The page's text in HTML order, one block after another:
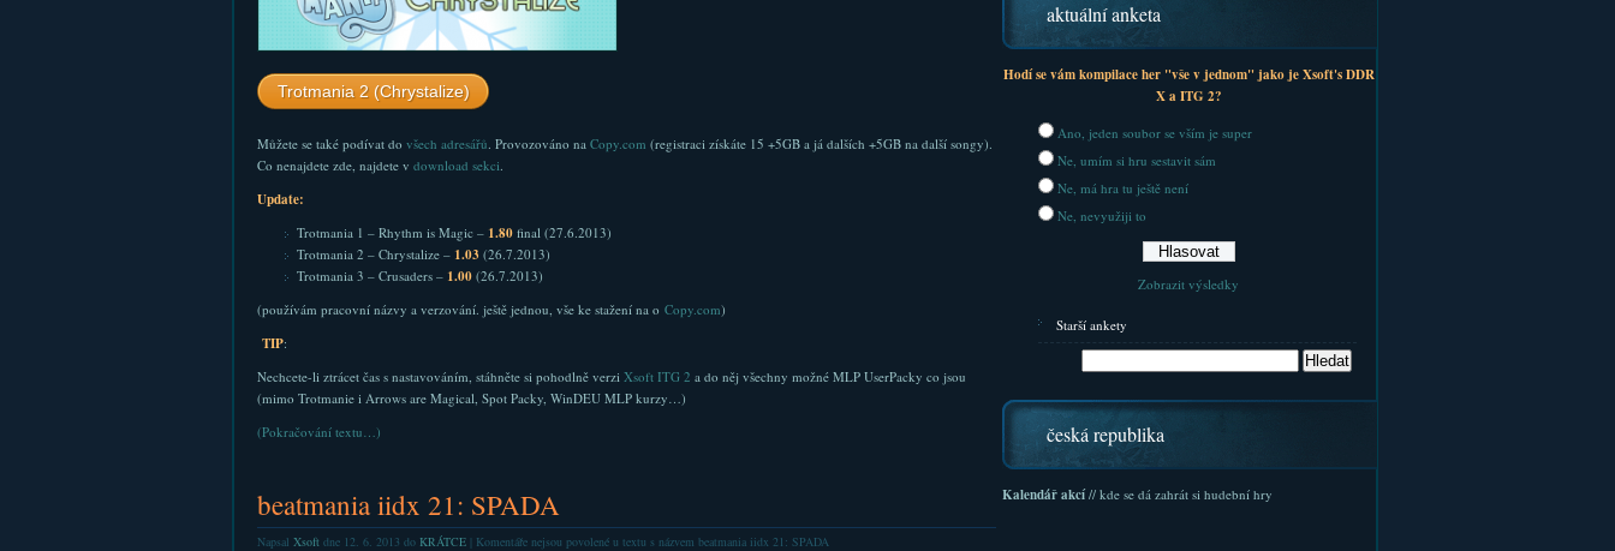
Trotmania 2 (Chrystalize)
Můžete se také podívat do všech adresářů. Provozováno na Copy.com (registraci získáte 15 +5GB a já dalších +5GB na další songy).
Co nenajdete zde, najdete v download sekci.
Update:
Trotmania 1 – Rhythm is Magic –1.80final (27.6.2013)
Trotmania 2 – Chrystalize –1.03 (26.7.2013)
Trotmania 3 – Crusaders –1.00(26.7.2013)
(používám pracovní názvy a verzování. ještě jednou, vše ke stažení na o Copy.com)
TIP:
Nechcete-li ztrácet čas s nastavováním, stáhněte si pohodlně verzi Xsoft ITG 2 a do něj všechny možné MLP UserPacky co jsou
(mimo Trotmanie i Arrows are Magical, Spot Packy, WinDEU MLP kurzy…)
(Pokračování textu…)
beatmania iidx 21: SPADA
Napsal Xsoftdne 12. 6. 2013 do KRÁTCE| Komentáře nejsou povolenéu textu s názvem beatmania iidx 21: SPADA
aktuální anketa
Hodí se vám kompilace her "vše v jednom" jako je Xsoft's DDR
X a ITG 2?
Ano, jeden soubor se vším je super
Ne, umím si hru sestavit sám
Ne, má hra tu ještě není
Ne, nevyužiji to
Zobrazit výsledky
Starší ankety
česká republika
Kalendář akcí// kde se dá zahrát si hudební hry